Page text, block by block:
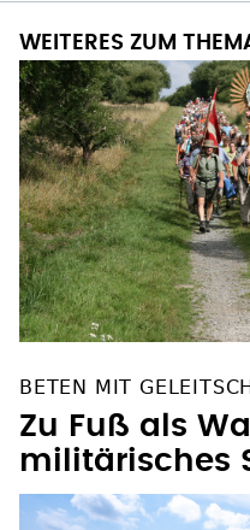
WEITERES ZUM
BETEN MIT
Zu Fuß als
militärisches